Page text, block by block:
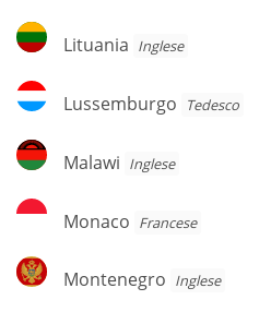
Lituania
Lituania Inglese
Lussemburgo
Lussemburgo Tedesco
Malawi
Malawi Inglese
Monaco
Monaco Francese
Montenegro
Montenegro Inglese